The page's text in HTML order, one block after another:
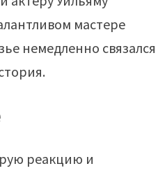
мастере
немедленно связался
реакцию и